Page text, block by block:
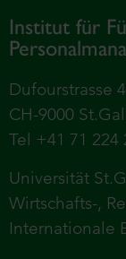
Institut für
Dufourstrasse
CH-9000
Tel +41 71 224
Universität
Wirtschafts-,
Internationale